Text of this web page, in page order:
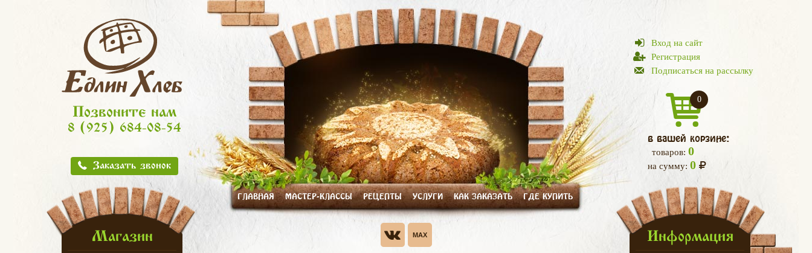
Позвоните нам
8 (925) 684-08-54
Заказать звонок
Вход на сайт
Регистрация
Подписаться на рассылку
0
в вашей корзине:
товаров: 0
на сумму: 0
ГЛАВНАЯ МАСТЕР-КЛАССЫ РЕЦЕПТЫ УСЛУГИ КАК ЗАКАЗАТЬ ГДЕ КУПИТЬ
Магазин Информация